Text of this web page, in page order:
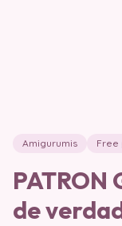
Amigurumis Free
PATRON
de